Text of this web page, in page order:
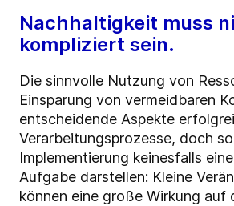
Nachhaltigkeit muss
kompliziert sein.
Die sinnvolle Nutzung von
Einsparung von vermeidbaren
entscheidende Aspekte
Verarbeitungsprozesse, doch
Implementierung keinesfalls
Aufgabe darstellen: Kleine
können eine große Wirkung auf